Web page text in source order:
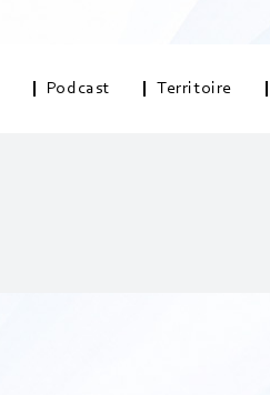
Podcast Territoire